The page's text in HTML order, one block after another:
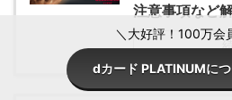
注意事項など
＼大好評！100万会
dカード PLATINUMにつ